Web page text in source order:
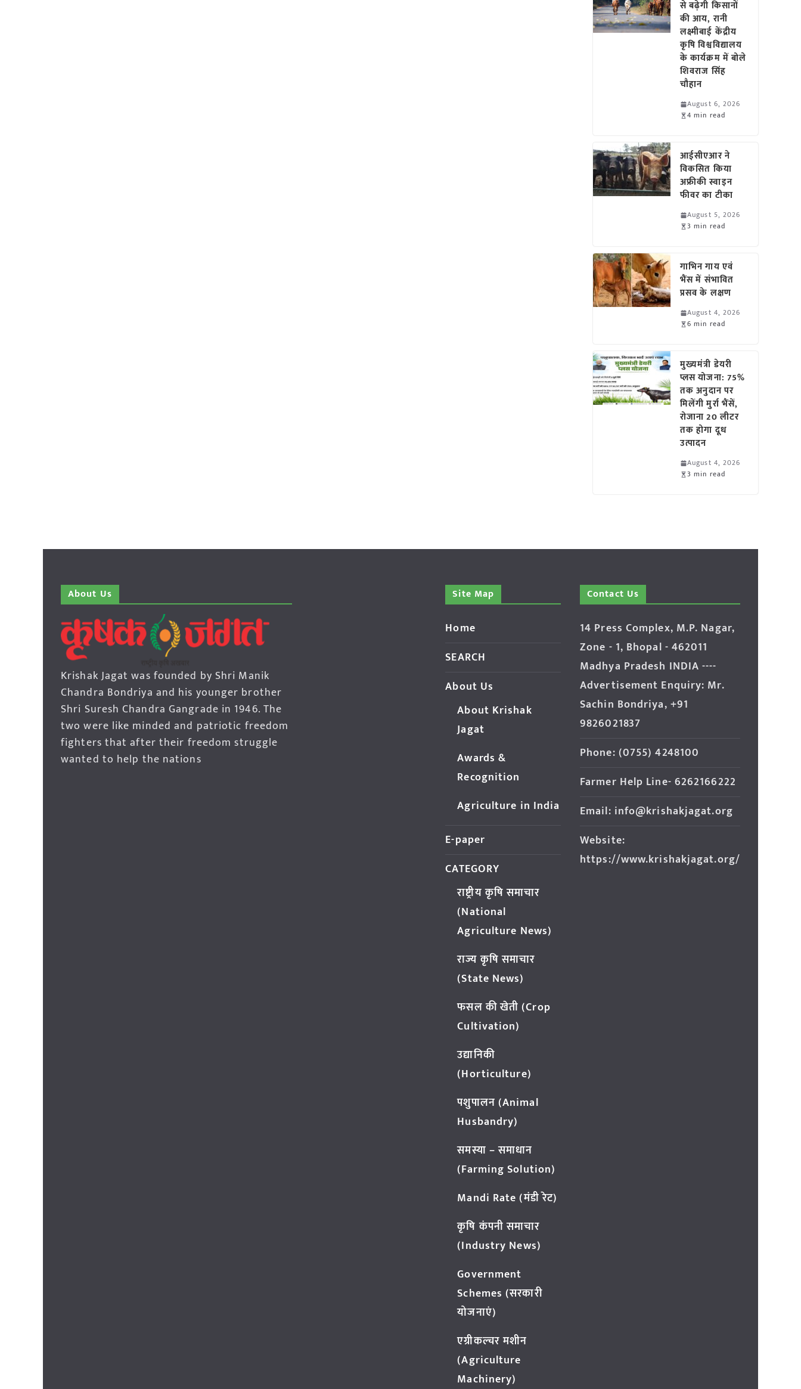
से बढ़ेगी किसानों
की आय, रानी
लक्ष्मीबाई केंद्रीय
कृषि विश्वविद्यालय
के कार्यक्रम में बोले
शिवराज सिंह
चौहान
August 6, 2026
4 min read
आईसीएआर ने
विकसित किया
अफ्रीकी स्वाइन
फीवर का टीका
August 5, 2026
3 min read
गाभिन गाय एवं
भैंस में संभावित
प्रसव के लक्षण
August 4, 2026
6 min read
मुख्यमंत्री डेयरी
प्लस योजना: 75%
तक अनुदान पर
मिलेंगी मुर्रा भैंसें,
रोजाना 20 लीटर
तक होगा दूध
उत्पादन
August 4, 2026
3 min read
About Us
Krishak Jagat was founded by Shri Manik
Chandra Bondriya and his younger brother
Shri Suresh Chandra Gangrade in 1946. The
two were like minded and patriotic freedom
fighters that after their freedom struggle
wanted to help the nations
Site Map
Home
SEARCH
About Us
About Krishak
Jagat
Awards &
Recognition
Agriculture in India
E-paper
CATEGORY
राष्ट्रीय कृषि समाचार
(National
Agriculture News)
राज्य कृषि समाचार
(State News)
फसल की खेती (Crop
Cultivation)
उद्यानिकी
(Horticulture)
पशुपालन (Animal
Husbandry)
समस्या – समाधान
(Farming Solution)
Mandi Rate (मंडी रेट)
कृषि कंपनी समाचार
(Industry News)
Government
Schemes (सरकारी
योजनाएं)
एग्रीकल्चर मशीन
(Agriculture
Machinery)
Contact Us
14 Press Complex, M.P. Nagar,
Zone - 1, Bhopal - 462011
Madhya Pradesh INDIA ----
Advertisement Enquiry: Mr.
Sachin Bondriya, +91
9826021837
Phone: (0755) 4248100
Farmer Help Line- 6262166222
Email: info@krishakjagat.org
Website:
https://www.krishakjagat.org/